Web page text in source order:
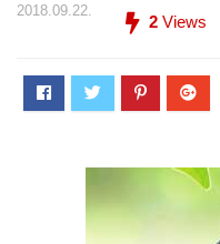
2018.09.22.
2 Views